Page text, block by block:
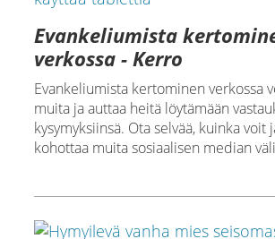
Evankeliumista
verkossa - Kerro
Evankeliumista kertominen verkossa
muita ja auttaa heitä löytämään
kysymyksiinsä. Ota selvää, kuinka voit
kohottaa muita sosiaalisen median